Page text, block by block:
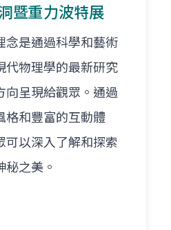
暨重力波特展
念是通過科學和藝術
代物理學的最新研究
向呈現給觀眾。通過
格和豐富的互動體
可以深入了解和探索
秘之美。